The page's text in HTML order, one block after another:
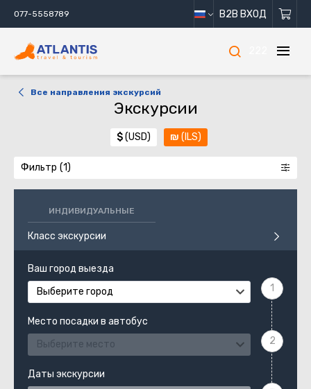
077-5558789 B2B ВХОД
Все направления экскурсий
Экскурсии
$(USD) ₪ (ILS)
Фильтр
ИНДИВИДУАЛЬНЫЕ
Класс экскурсии
Ваш город выезда
Выберите город
Место посадки в автобус
Выберите место
Даты экскурсии